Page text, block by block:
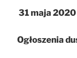
31 maja 2020
Ogłoszenia